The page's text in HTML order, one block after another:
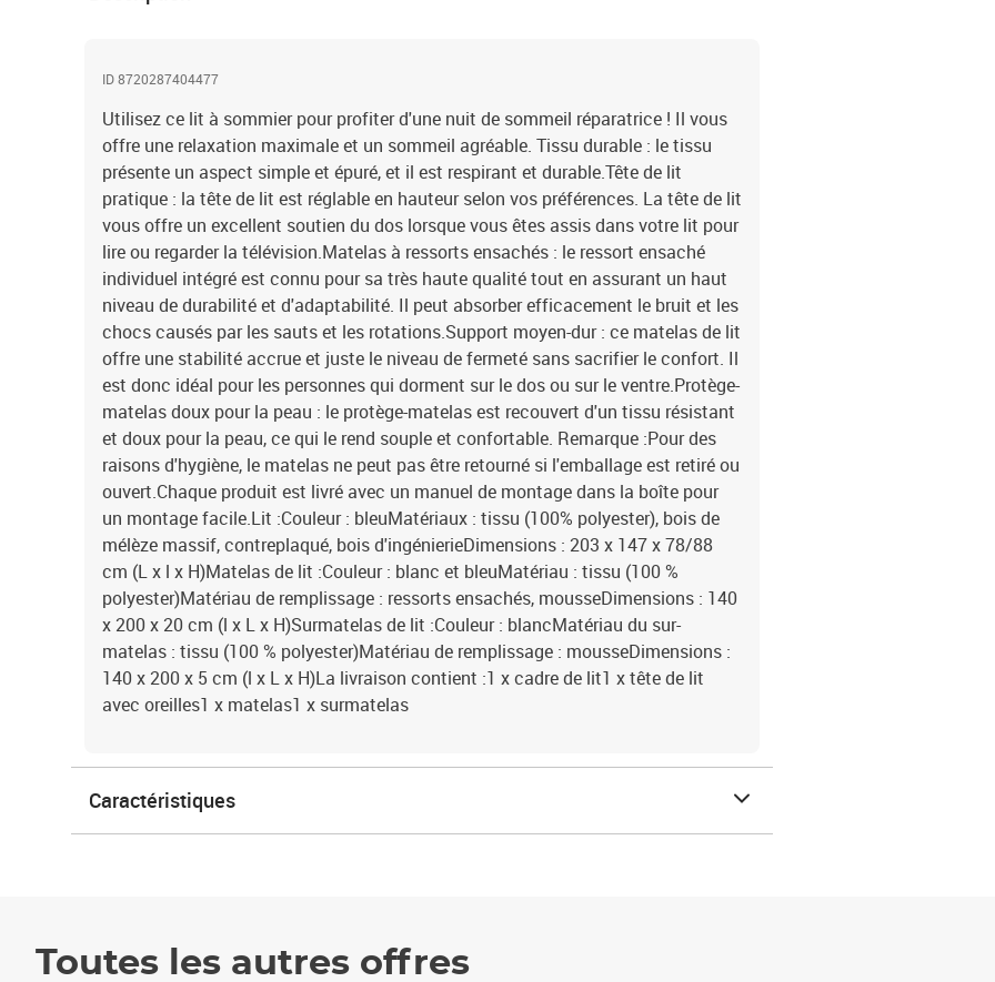
ID 8720287404477
Utilisez ce lit à sommier pour profiter d'une nuit de sommeil réparatrice ! Il vous
offre une relaxation maximale et un sommeil agréable. Tissu durable : le tissu
présente un aspect simple et épuré, et il est respirant et durable.Tête de lit
pratique : la tête de lit est réglable en hauteur selon vos préférences. La tête de lit
vous offre un excellent soutien du dos lorsque vous êtes assis dans votre lit pour
lire ou regarder la télévision.Matelas à ressorts ensachés : le ressort ensaché
individuel intégré est connu pour sa très haute qualité tout en assurant un haut
niveau de durabilité et d'adaptabilité. Il peut absorber efficacement le bruit et les
chocs causés par les sauts et les rotations.Support moyen-dur : ce matelas de lit
offre une stabilité accrue et juste le niveau de fermeté sans sacrifier le confort. Il
est donc idéal pour les personnes qui dorment sur le dos ou sur le ventre.Protège-
matelas doux pour la peau : le protège-matelas est recouvert d'un tissu résistant
et doux pour la peau, ce qui le rend souple et confortable. Remarque :Pour des
raisons d'hygiène, le matelas ne peut pas être retourné si l'emballage est retiré ou
ouvert.Chaque produit est livré avec un manuel de montage dans la boîte pour
un montage facile.Lit :Couleur : bleuMatériaux : tissu (100% polyester), bois de
mélèze massif, contreplaqué, bois d'ingénierieDimensions : 203 x 147 x 78/88
cm (L x l x H)Matelas de lit :Couleur : blanc et bleuMatériau : tissu (100 %
polyester)Matériau de remplissage : ressorts ensachés, mousseDimensions : 140
x 200 x 20 cm (l x L x H)Surmatelas de lit :Couleur : blancMatériau du sur-
matelas : tissu (100 % polyester)Matériau de remplissage : mousseDimensions :
140 x 200 x 5 cm (l x L x H)La livraison contient :1 x cadre de lit1 x tête de lit
avec oreilles1 x matelas1 x surmatelas
Caractéristiques
Toutes les autres offres